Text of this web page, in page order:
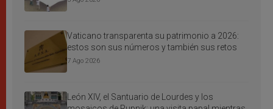
Vaticano transparenta su patrimonio a 2026:
estos son sus números y también sus retos
7 Ago 2026
León XIV, el Santuario de Lourdes y los